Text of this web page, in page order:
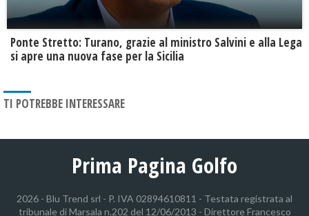
Ponte Stretto: Turano, grazie al ministro Salvini e alla Lega
si apre una nuova fase per la Sicilia
TI POTREBBE INTERESSARE
Prima Pagina Golfo
2026 - Blu Trend srl - P. IVA 02894610811 - Testata registrata al
tribunale di Marsala n.202 del 12/06/2013 - Direttore Francesco